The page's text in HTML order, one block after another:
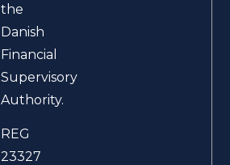
the
Danish
Financial
Supervisory
Authority.
REG
23327